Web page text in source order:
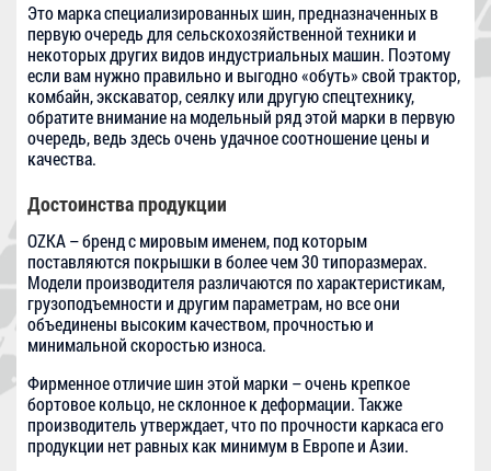
Это марка специализированных шин, предназначенных в
первую очередь для сельскохозяйственной техники и
некоторых других видов индустриальных машин. Поэтому
если вам нужно правильно и выгодно «обуть» свой трактор,
комбайн, экскаватор, сеялку или другую спецтехнику,
обратите внимание на модельный ряд этой марки в первую
очередь, ведь здесь очень удачное соотношение цены и
качества.
Достоинства продукции
OZKA – бренд с мировым именем, под которым
поставляются покрышки в более чем 30 типоразмерах.
Модели производителя различаются по характеристикам,
грузоподъемности и другим параметрам, но все они
объединены высоким качеством, прочностью и
минимальной скоростью износа.
Фирменное отличие шин этой марки – очень крепкое
бортовое кольцо, не склонное к деформации. Также
производитель утверждает, что по прочности каркаса его
продукции нет равных как минимум в Европе и Азии.